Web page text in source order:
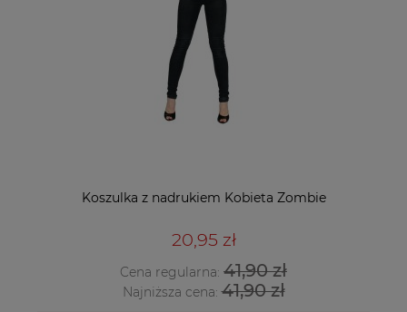
Koszulka z nadrukiem Kobieta Zombie
20,95 zł
Cena regularna: 41,90 zł
Najniższa cena:41,90 zł